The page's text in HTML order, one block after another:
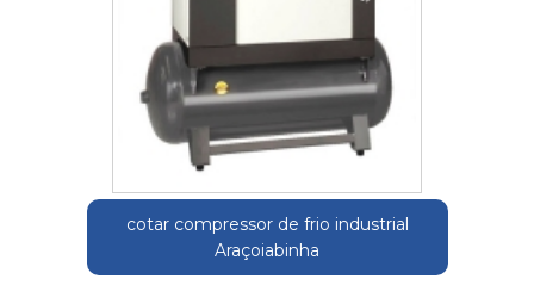
cotar compressor de frio industrial
Araçoiabinha